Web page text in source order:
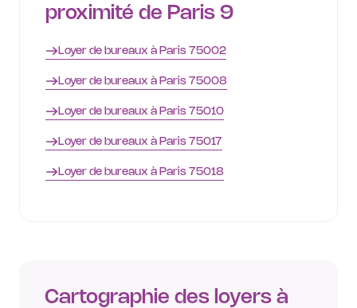
proximité de Paris 9
Loyer de bureaux à Paris 75002
Loyer de bureaux à Paris 75008
Loyer de bureaux à Paris 75010
Loyer de bureaux à Paris 75017
Loyer de bureaux à Paris 75018
Cartographie des loyers à